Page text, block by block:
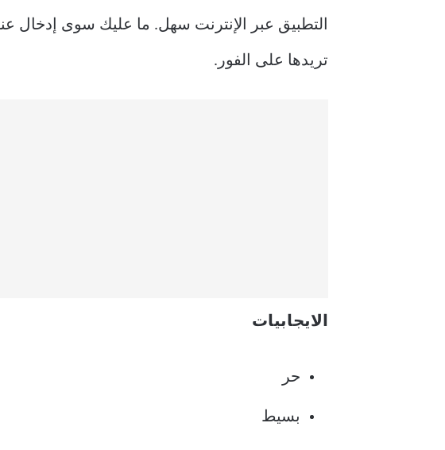
تريدها على الفور.
الايجابيات
حر
بسيط